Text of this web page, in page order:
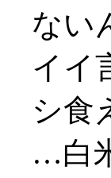
ない
イイ
シ食
…白